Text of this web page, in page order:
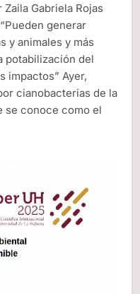
Gabriela Rojas
generar
y animales y más
potabilización del
impactos” Ayer,
cianobacterias de la
se conoce como el